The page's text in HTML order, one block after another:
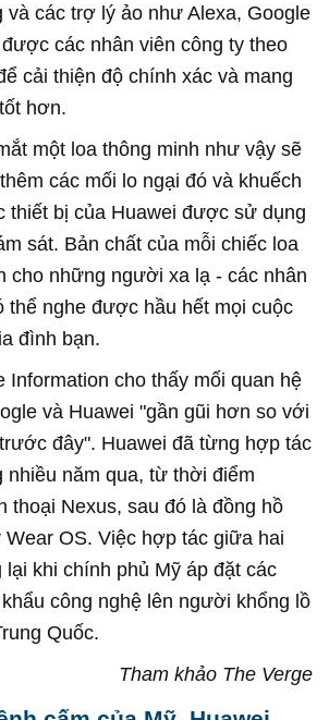
các trợ lý ảo như Alexa, Google
các nhân viên công ty theo
cải thiện độ chính xác và mang
hơn.
một loa thông minh như vậy sẽ
các mối lo ngại đó và khuếch
thiết bị của Huawei được sử dụng
sát. Bản chất của mỗi chiếc loa
cho những người xa lạ - các nhân
thể nghe được hầu hết mọi cuộc
đình bạn.
Information cho thấy mối quan hệ
và Huawei "gần gũi hơn so với
đây". Huawei đã từng hợp tác
nhiều năm qua, từ thời điểm
thoại Nexus, sau đó là đồng hồ
Wear OS. Việc hợp tác giữa hai
khi chính phủ Mỹ áp đặt các
công nghệ lên người khổng lồ
Quốc.
Tham khảo The Verge